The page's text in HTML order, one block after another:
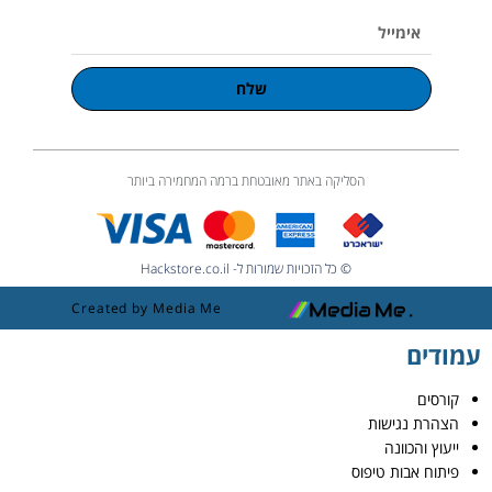
שלח
הסליקה באתר מאובטחת ברמה המחמירה ביותר
© כל הזכויות שמורות ל- Hackstore.co.il
Created by Media Me
עמודים
קורסים
הצהרת נגישות
ייעוץ והכוונה
פיתוח אבות טיפוס